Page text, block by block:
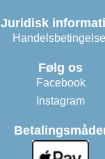
Juridisk
Følg os
Facebook
Instagram